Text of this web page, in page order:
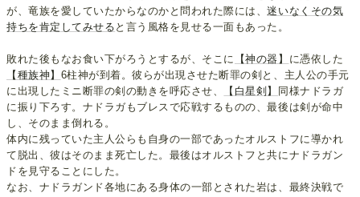
が、竜族を愛していたからなのかと問われた際には、迷いなくその気
持ちを肯定してみせる と言う風格を見せる一面もあった。
敗れた後もなお食い下がろうとするが、そこに 【神の器】 に憑依した
【種族神】 6柱神が到着。彼らが出現させた断罪の剣と、主人公の手元
に出現したミニ断罪の剣の動きを呼応させ、
【白星剣】
同様ナドラガ
に振り下ろす。ナドラガもブレスで応戦するものの、最後は剣が命中
し、そのまま倒れる。
体内に残っていた主人公らも自身の一部であったオルストフに導かれ
て脱出、彼はそのまま死亡した。最後はオルストフと共にナドラガン
ドを見守ることにした。
なお、ナドラガンド各地にある身体の一部とされた岩は、最終決戦で